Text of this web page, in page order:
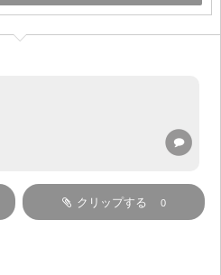
クリップする 0